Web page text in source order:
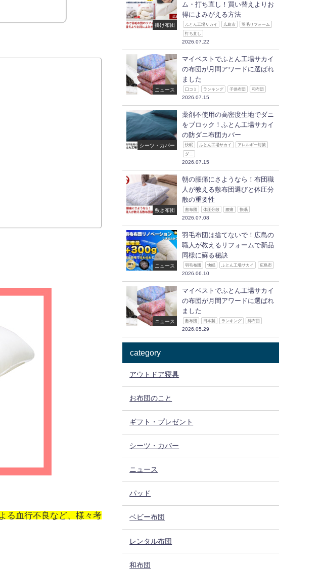
る 血行不良など、様々考
掛け布団
ム・打ち直し！買い替えよりお
得によみがえる方法
ふとん工場サカイ 広島市 羽毛リフォーム
打ち直し
2026.07.22
ニュース
マイベストでふとん工場サカイ
の布団が月間アワードに選ばれ
ました
口コミ ランキング 子供布団 和布団
2026.07.15
シーツ・カバー
薬剤不使用の高密度生地でダニ
をブロック！ふとん工場サカイ
の防ダニ布団カバー
快眠 ふとん工場サカイ アレルギー対策
ダニ
2026.07.15
敷き布団
朝の腰痛にさようなら！布団職
人が教える敷布団選びと体圧分
散の重要性
敷布団 体圧分散 腰痛 快眠
2026.07.08
ニュース
羽毛布団は捨てないで！広島の
職人が教えるリフォームで新品
同様に蘇る秘訣
羽毛布団 快眠 ふとん工場サカイ 広島市
2026.06.10
ニュース
マイベストでふとん工場サカイ
の布団が月間アワードに選ばれ
ました
敷布団 日本製 ランキング 綿布団
2026.05.29
category
アウトドア寝具
お布団のこと
ギフト・プレゼント
シーツ・カバー
ニュース
パッド
ベビー布団
レンタル布団
和布団